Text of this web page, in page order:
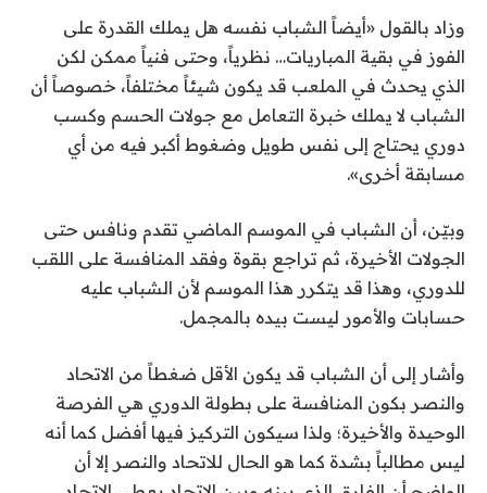
وزاد بالقول «أيضاً الشباب نفسه هل يملك القدرة على
الفوز في بقية المباريات… نظرياً، وحتى فنياً ممكن لكن
الذي يحدث في الملعب قد يكون شيئاً مختلفاً، خصوصاً أن
الشباب لا يملك خبرة التعامل مع جولات الحسم وكسب
دوري يحتاج إلى نفس طويل وضغوط أكبر فيه من أي
مسابقة أخرى».
وبيّن، أن الشباب في الموسم الماضي تقدم ونافس حتى
الجولات الأخيرة، ثم تراجع بقوة وفقد المنافسة على اللقب
للدوري، وهذا قد يتكرر هذا الموسم لأن الشباب عليه
حسابات والأمور ليست بيده بالمجمل.
وأشار إلى أن الشباب قد يكون الأقل ضغطاً من الاتحاد
والنصر بكون المنافسة على بطولة الدوري هي الفرصة
الوحيدة والأخيرة؛ ولذا سيكون التركيز فيها أفضل كما أنه
ليس مطالباً بشدة كما هو الحال للاتحاد والنصر إلا أن